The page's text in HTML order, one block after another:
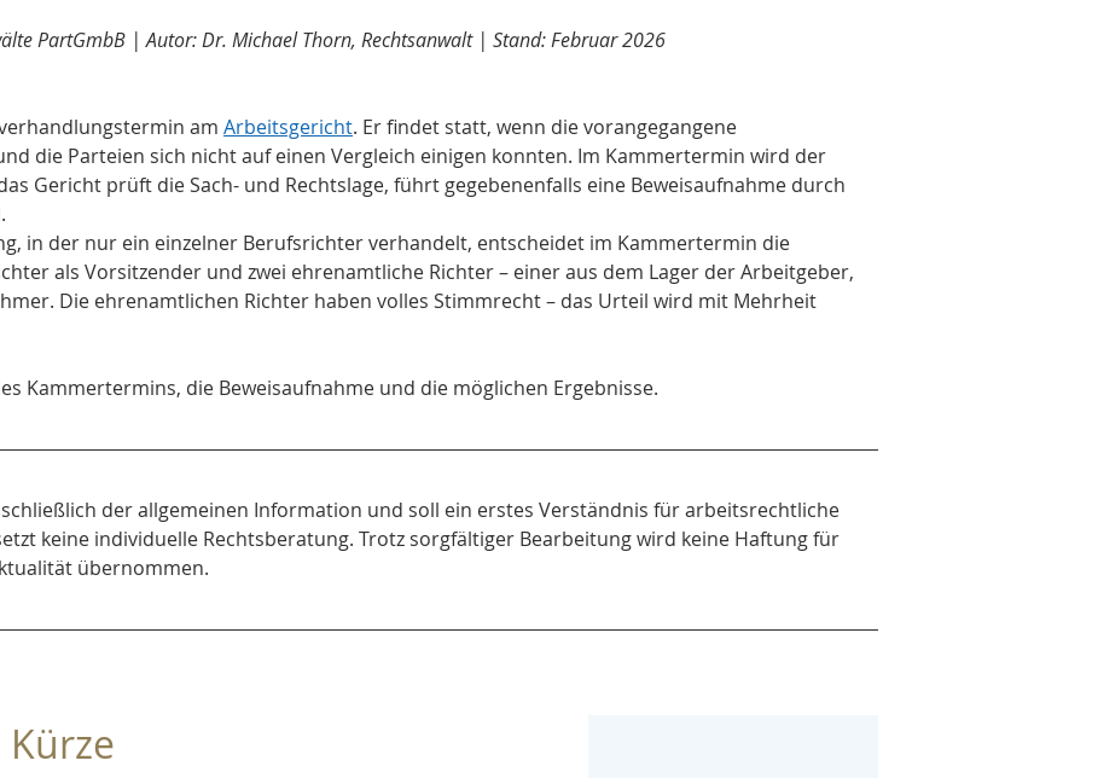
PartGmbB | Autor: Dr. Michael Thorn, Rechtsanwalt | Stand: Februar 2026
am Arbeitsgericht. Er findet statt, wenn die vorangegangene
die Parteien sich nicht auf einen Vergleich einigen konnten. Im Kammertermin wird der
Gericht prüft die Sach- und Rechtslage, führt gegebenenfalls eine Beweisaufnahme durch
in der nur ein einzelner Berufsrichter verhandelt, entscheidet im Kammertermin die
als Vorsitzender und zwei ehrenamtliche Richter – einer aus dem Lager der Arbeitgeber,
Die ehrenamtlichen Richter haben volles Stimmrecht – das Urteil wird mit Mehrheit
Kammertermins, die Beweisaufnahme und die möglichen Ergebnisse.
der allgemeinen Information und soll ein erstes Verständnis für arbeitsrechtliche
keine individuelle Rechtsberatung. Trotz sorgfältiger Bearbeitung wird keine Haftung für
übernommen.